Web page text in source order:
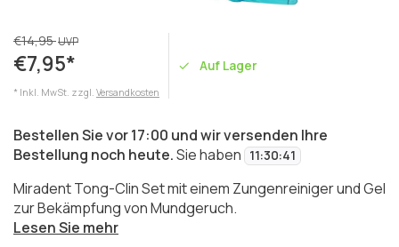
€14,95UVP
€7,95*
* Inkl. MwSt. zzgl. Versandkosten
Auf Lager
Bestellen Sie vor 17:00 und wir versenden Ihre
Bestellung noch heute.Sie haben 11:30:41
Miradent Tong-Clin Set mit einem Zungenreiniger und Gel
zur Bekämpfung von Mundgeruch.
Lesen Sie mehr